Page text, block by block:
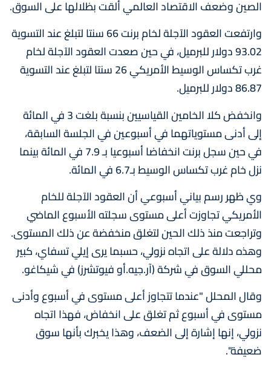
الصين وضعف الاقتصاد العالمي ألقت بظلالها على السوق.
وارتفعت العقود الآجلة لخام برنت 66 سنتا لتبلغ عند التسوية
93.02 دولار للبرميل، في حين صعدت العقود الآجلة لخام
غرب تكساس الوسيط الأمريكي 26 سنتا لتبلغ عند التسوية
86.87 دولار للبرميل.
وانخفض كلا الخامين القياسيين بنسبة بلغت 3 في المائة
إلى أدنى مستوياتهما في أسبوعين في الجلسة السابقة،
في حين سجل برنت انخفاضا أسبوعيا بـ 7.9 في المائة بينما
نزل خام غرب تكساس الوسيط بـ6.7 في المائة.
وي ظهر رسم بياني أسبوعي أن العقود الآجلة للخام
الأمريكي تجاوزت أعلى مستوى سجلته الأسبوع الماضي
وتراجعت منذ ذلك الحين لتغلق منخفضة عن ذلك المستوى.
وهذه دلالة على اتجاه نزولي، حسبما يرى إيلي تسفاي، كبير
محللي السوق في شركة (آر.جيه.أو فيوتشرز) في شيكاغو.
وقال المحلل "عندما تتجاوز أعلى مستوى في أسبوع وأدنى
مستوى في أسبوع ثم تغلق على انخفاض، فهذا اتجاه
نزولي، إنها إشارة إلى الضعف، وهذا يخبرك بأنها سوق
ضعيفة".